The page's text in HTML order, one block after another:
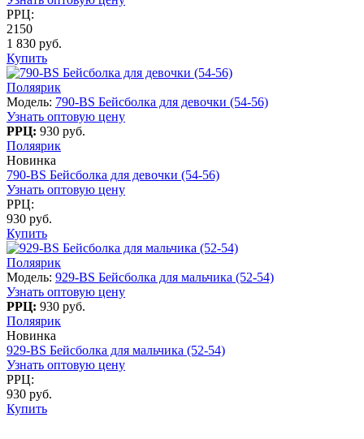
РРЦ:
2150
1 830 руб.
Купить
Поляярик
Модель: 790-BS Бейсболка для девочки (54-56)
Узнать оптовую цену
РРЦ: 930 руб.
Поляярик
Новинка
790-BS Бейсболка для девочки (54-56)
Узнать оптовую цену
РРЦ:
930 руб.
Купить
Поляярик
Модель: 929-BS Бейсболка для мальчика (52-54)
Узнать оптовую цену
РРЦ: 930 руб.
Поляярик
Новинка
929-BS Бейсболка для мальчика (52-54)
Узнать оптовую цену
РРЦ:
930 руб.
Купить